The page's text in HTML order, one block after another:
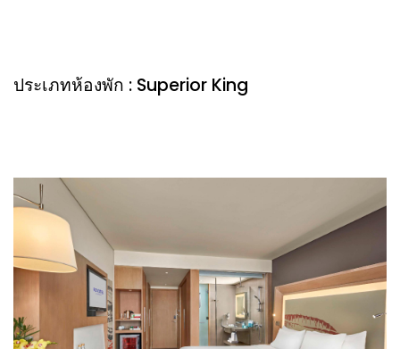
ประเภทห้องพัก : Superior King